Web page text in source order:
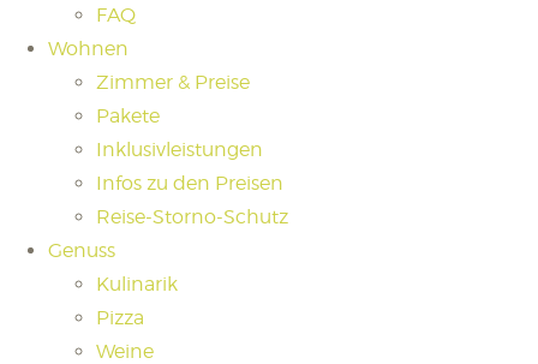
FAQ
Wohnen
Zimmer & Preise
Pakete
Inklusivleistungen
Infos zu den Preisen
Reise-Storno-Schutz
Genuss
Kulinarik
Pizza
Weine